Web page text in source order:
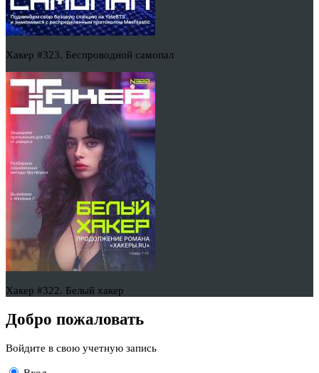
Хакер #323. Беспроводной самопал
Хакер #322. Белый хакер
Добро пожаловать
Войдите в свою учетную запись